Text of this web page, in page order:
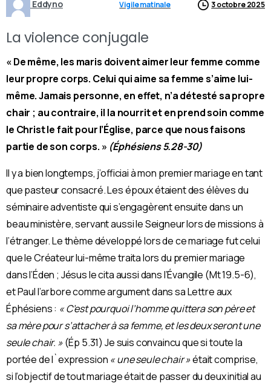
Eddyno Vigile matinale 3 octobre 2025
La violence conjugale
« De même, les maris doivent aimer leur femme comme
leur propre corps. Celui qui aime sa femme s’aime lui-
même. Jamais personne, en effet, n’a détesté sa propre
chair ; au contraire, il la nourrit et en prend soin comme
le Christ le fait pour l’Église, parce que nous faisons
partie de son corps. » (Éphésiens 5.28-30)
Il y a bien longtemps, j’officiai à mon premier mariage en tant
que pasteur consacré. Les époux étaient des élèves du
séminaire adventiste qui s’engagèrent ensuite dans un
beau ministère, servant aussi le Seigneur lors de missions à
l’étranger.Le thème développé lors de ce mariage fut celui
que le Créateur lui-même traita lors du premier mariage
dans l’Éden ; Jésus le cita aussi dans l’Évangile (Mt 19.5-6),
et Paul l’arbore comme argument dans sa Lettre aux
Éphésiens : « C’est pourquoi l’homme quittera son père et
sa mère pour s’attacher à sa femme, et les deux seront une
seule chair. »(Ép 5.31) Je suis convaincu que si toute la
portée de l`expression « une seule chair »était comprise,
si l’objectif de tout mariage était de passer du deux initial au